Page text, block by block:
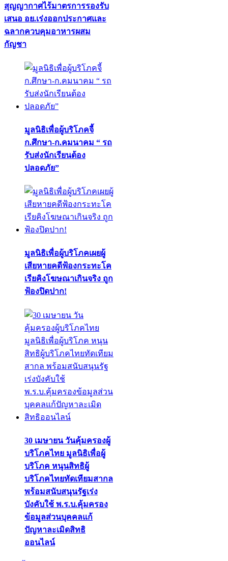
สุญญากาศไร้มาตรการรองรับ
เสนอ อย.เร่งออกประกาศและ
ฉลากควบคุมอาหารผสม
กัญชา
มูลนิธิเพื่อผู้บริโภคจี้
ก.ศึกษา-ก.คมนาคม “ รถ
รับส่งนักเรียนต้อง
ปลอดภัย”
มูลนิธิเพื่อผู้บริโภคเผยผู้
เสียหายคดีฟ้องกระทะโค
เรียคิงโฆษณาเกินจริง ถูก
ฟ้องปิดปาก!
30 เมษายน วันคุ้มครองผู้
บริโภคไทย มูลนิธิเพื่อผู้
บริโภค หนุนสิทธิผู้
บริโภคไทยทัดเทียมสากล
พร้อมสนับสนุนรัฐเร่ง
บังคับใช้ พ.ร.บ.คุ้มครอง
ข้อมูลส่วนบุคคลแก้
ปัญหาละเมิดสิทธิ
ออนไลน์